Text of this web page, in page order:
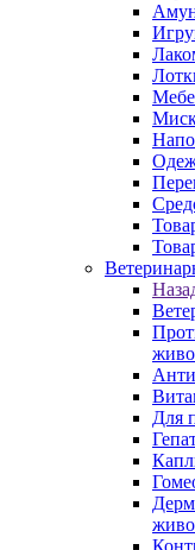
Для